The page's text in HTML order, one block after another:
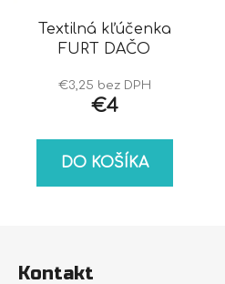
Textilná kľúčenka
FURT DAČO
€3,25 bez DPH
€4
DO KOŠÍKA
Kontakt